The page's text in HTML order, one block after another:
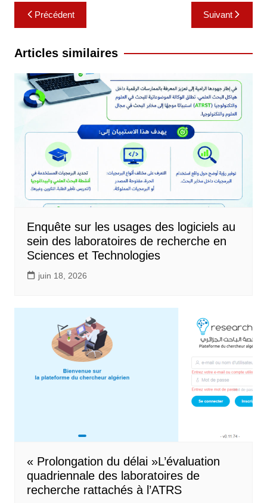
Navigation
de
l’article
Précédent Suivant
Articles similaires
Enquête sur les usages des logiciels au
sein des laboratoires de recherche en
Sciences et Technologies
juin 18, 2026
« Prolongation du délai »L’évaluation
quadriennale des laboratoires de
recherche rattachés à l’ATRS